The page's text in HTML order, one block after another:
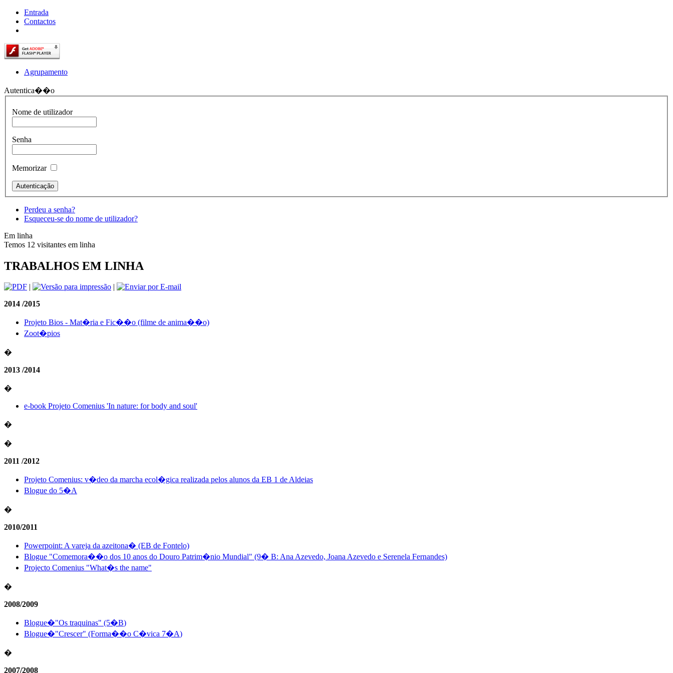
Entrada
Contactos
Agrupamento
Autentica��o
Nome de utilizador
Senha
Memorizar
Perdeu a senha?
Esqueceu-se do nome de utilizador?
Em linha
Temos 12 visitantes em linha
TRABALHOS EM LINHA
|
|
2014 /2015
Projeto Bios - Mat�ria e Fic��o (filme de anima��o)
Zoot�pios
�
2013 /2014
�
e-book Projeto Comenius 'In nature: for body and soul'
�
�
2011 /2012
Projeto Comenius: v�deo da marcha ecol�gica realizada pelos alunos da EB 1 de Aldeias
Blogue do 5�A
�
2010/2011
Powerpoint: A vareja da azeitona� (EB de Fontelo)
Blogue "Comemora��o dos 10 anos do Douro Patrim�nio Mundial" (9� B: Ana Azevedo, Joana Azevedo e Serenela Fernandes)
Projecto Comenius "What�s the name"
�
2008/2009
Blogue�"Os traquinas" (5�B)
Blogue�"Crescer" (Forma��o C�vica 7�A)
�
2007/2008